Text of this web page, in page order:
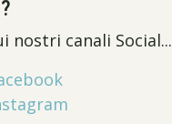
nostri canali Social...